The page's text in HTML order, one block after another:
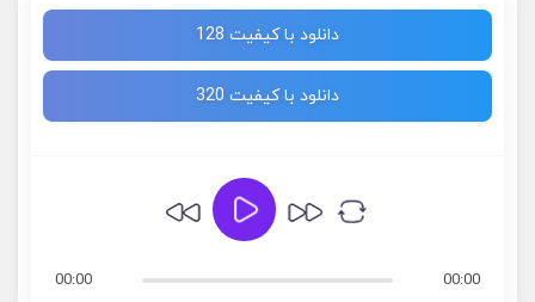
دانلود با کیفیت 128
دانلود با کیفیت 320
00:00
00:00